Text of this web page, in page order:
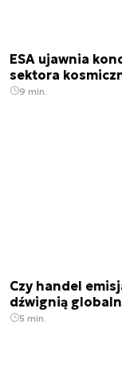
ESA ujawnia
sektora
9 min.
Czy handel
dźwignią
5 min.